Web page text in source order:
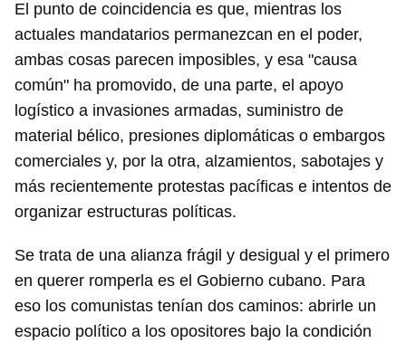
El punto de coincidencia es que, mientras los
actuales mandatarios permanezcan en el poder,
ambas cosas parecen imposibles, y esa "causa
común" ha promovido, de una parte, el apoyo
logístico a invasiones armadas, suministro de
material bélico, presiones diplomáticas o embargos
comerciales y, por la otra, alzamientos, sabotajes y
más recientemente protestas pacíficas e intentos de
organizar estructuras políticas.
Se trata de una alianza frágil y desigual y el primero
en querer romperla es el Gobierno cubano. Para
eso los comunistas tenían dos caminos: abrirle un
espacio político a los opositores bajo la condición